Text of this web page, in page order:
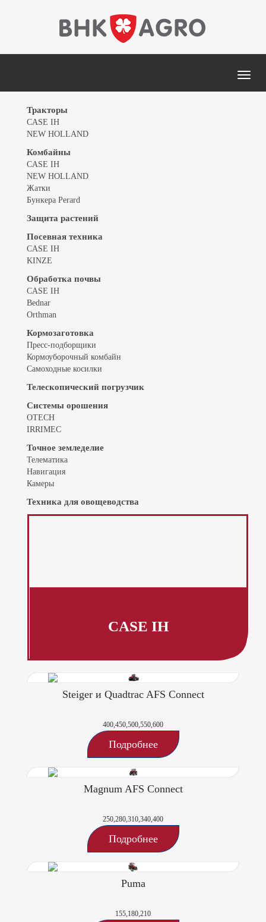
Тракторы
CASE IH
NEW HOLLAND
Комбайны
CASE IH
NEW HOLLAND
Жатки
Бункера Perard
Защита растений
Посевная техника
CASE IH
KINZE
Обработка почвы
CASE IH
Bednar
Orthman
Кормозаготовка
Пресс-подборщики
Кормоуборочный комбайн
Самоходные косилки
Телескопический погрузчик
Системы орошения
OTECH
IRRIMEC
Точное земледелие
Телематика
Навигация
Камеры
Техника для овощеводства
CASE IH
Steiger и Quadtrac AFS Connect
400,450,500,550,600
Подробнее
Magnum AFS Connect
250,280,310,340,400
Подробнее
Puma
155,180,210